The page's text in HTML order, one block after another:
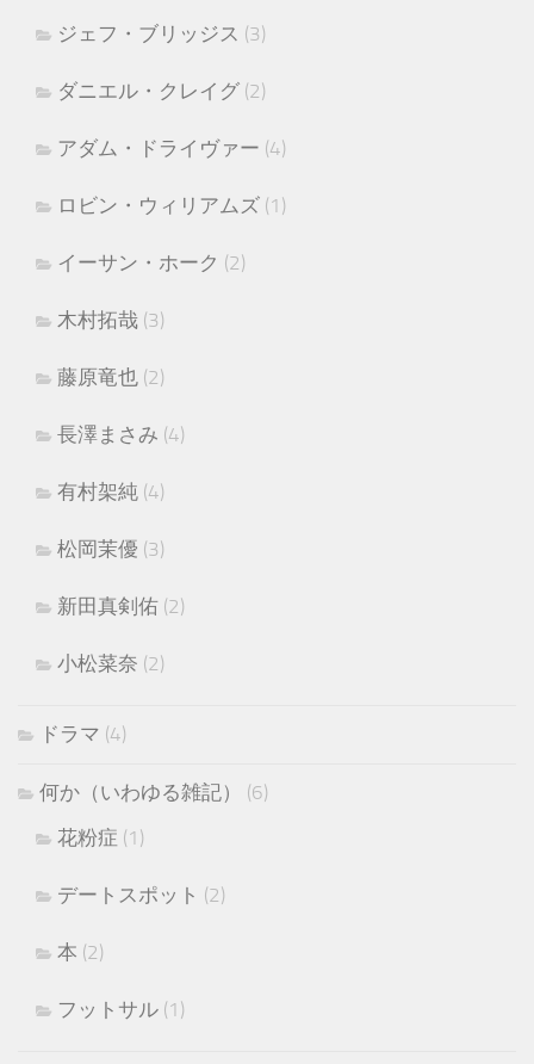
ジェフ・ブリッジス (3)
ダニエル・クレイグ (2)
アダム・ドライヴァー (4)
ロビン・ウィリアムズ (1)
イーサン・ホーク (2)
木村拓哉 (3)
藤原竜也 (2)
長澤まさみ (4)
有村架純 (4)
松岡茉優 (3)
新田真剣佑 (2)
小松菜奈 (2)
ドラマ (4)
何か（いわゆる雑記）
(6)
花粉症 (1)
デートスポット (2)
本 (2)
フットサル (1)